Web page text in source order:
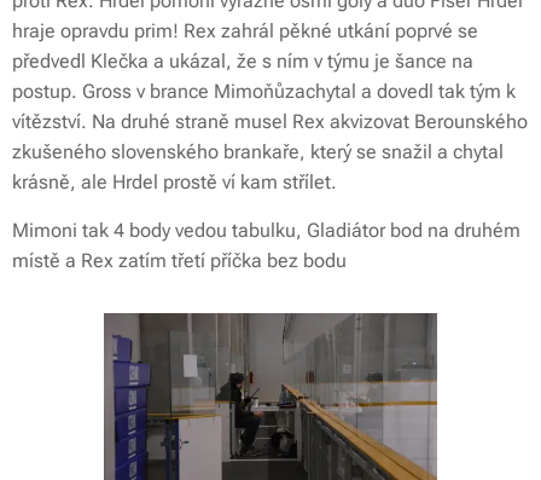
hraje opravdu prim! Rex zahrál pěkné utkání poprvé se
předvedl Klečka a ukázal, že s ním v týmu je šance na
postup. Gross v brance Mimoňůzachytal a dovedl tak tým k
vítězství. Na druhé straně musel Rex akvizovat Berounského
zkušeného slovenského brankaře, který se snažil a chytal
krásně, ale Hrdel prostě ví kam střílet.
Mimoni tak 4 body vedou tabulku, Gladiátor bod na druhém
místě a Rex zatím třetí příčka bez bodu